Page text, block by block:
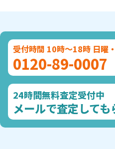
受付時間 10時～18時 日曜
0120-89-0007
24時間無料査定受付中
メールで査定しても